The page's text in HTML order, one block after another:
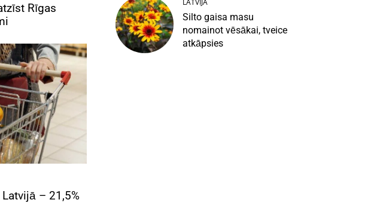
Rīgas
– 21,5%
Silto gaisa masu
nomainot vēsākai, tveice
atkāpsies